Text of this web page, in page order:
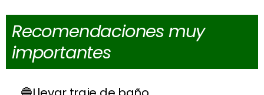
Recomendaciones muy
importantes